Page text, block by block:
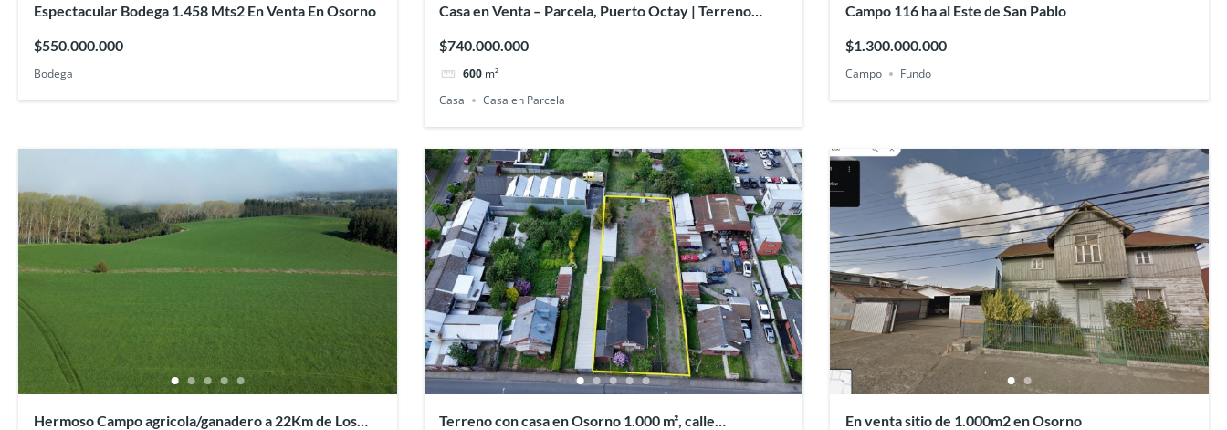
Espectacular Bodega 1.458 Mts2 En Venta En Osorno
$550.000.000
Bodega
Casa en Venta – Parcela, Puerto Octay | Terreno
$740.000.000
600 m²
Casa
Casa en Parcela
Campo 116 ha al Este de San Pablo
$1.300.000.000
Campo Fundo
Hermoso Campo agricola/ganadero a 22Km de Los
Terreno con casa en Osorno 1.000 m², calle
En venta sitio de 1.000m2 en Osorno